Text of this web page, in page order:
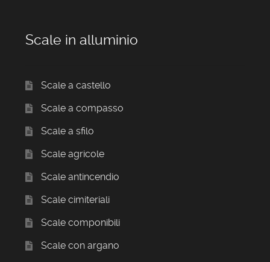
Scale in alluminio
Scale a castello
Scale a compasso
Scale a sfilo
Scale agricole
Scale antincendio
Scale cimiteriali
Scale componibili
Scale con argano